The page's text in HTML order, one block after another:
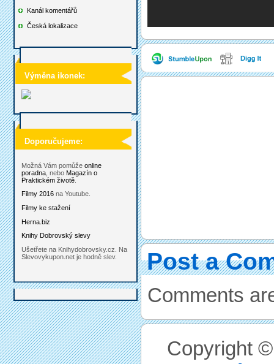
Kanál komentářů
Česká lokalizace
Výměna ikonek:
Doporučujeme:
Možná Vám pomůže online
poradna , nebo Magazín o
Praktickém životě
Filmy 2016 na Youtube.
Filmy ke stažení
Herna.biz
Knihy Dobrovský slevy
Ušetřete na Knihydobrovsky.cz. Na
Slevovykupon.net je hodně slev.
Post a
Comments
Copyright